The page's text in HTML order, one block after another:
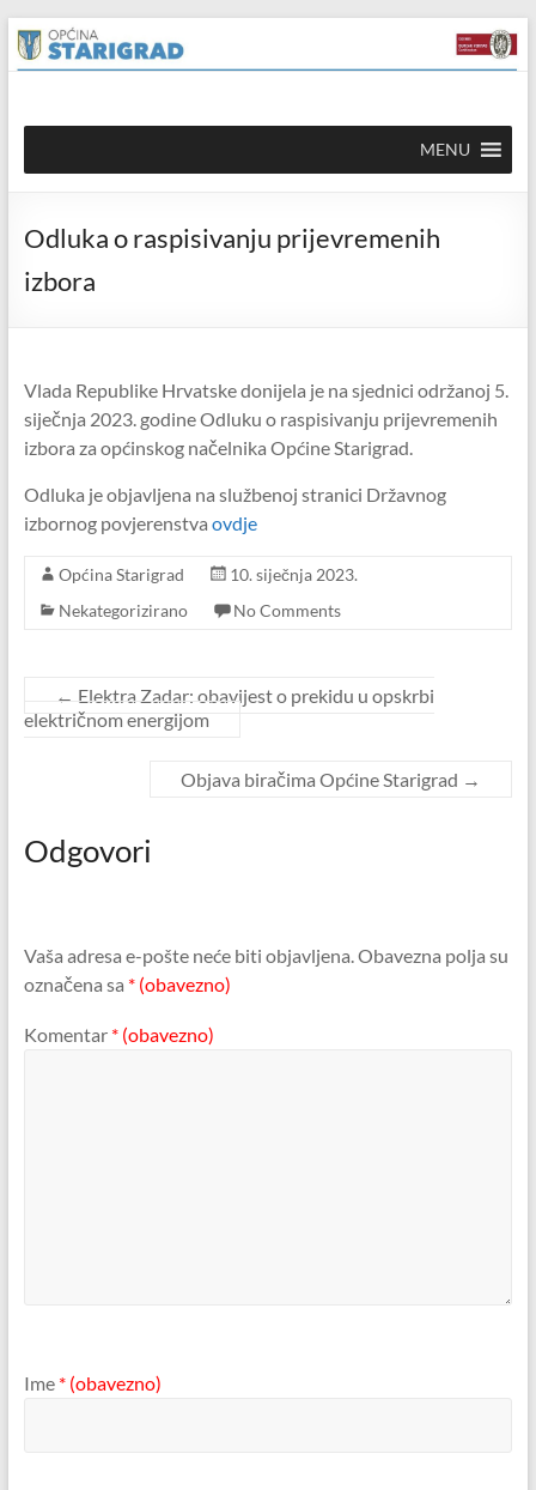
content
Skip
to
content
Općina
Starigrad
mrežna
stranica
MENU
Odluka o raspisivanju prijevremenih
izbora
Vlada Republike Hrvatske donijela je na sjednici održanoj 5.
siječnja 2023. godine Odluku o raspisivanju prijevremenih
izbora za općinskog načelnika Općine Starigrad.
Odluka je objavljena na službenoj stranici Državnog
izbornog povjerenstva ovdje
Općina Starigrad
10. siječnja 2023.
Nekategorizirano
No Comments
← Elektra Zadar: obavijest o prekidu u opskrbi
električnom energijom
Objava biračima Općine Starigrad →
Odgovori
Vaša adresa e-pošte neće biti objavljena.Obavezna polja su
označena sa * (obavezno)
Komentar * (obavezno)
Ime * (obavezno)